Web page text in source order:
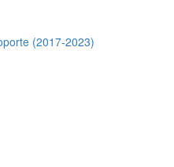
(2017-2023)